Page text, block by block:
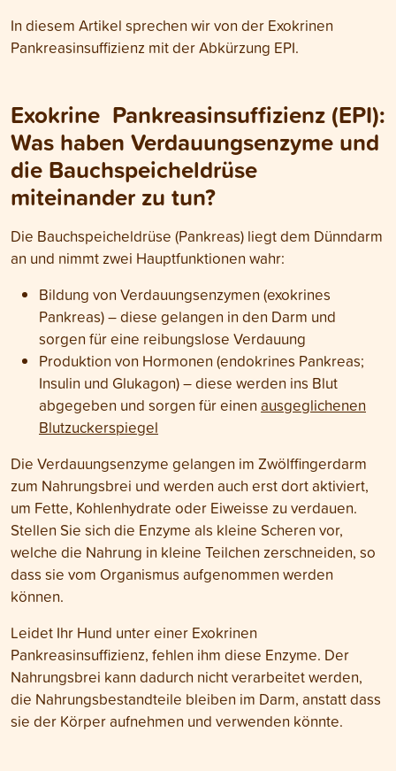
In diesem Artikel sprechen wir von der Exokrinen
Pankreasinsuffizienz mit der Abkürzung EPI.
Exokrine Pankreasinsuffizienz (EPI):
Was haben Verdauungsenzyme und
die Bauchspeicheldrüse
miteinander zu tun?
Die Bauchspeicheldrüse (Pankreas) liegt dem Dünndarm
an und nimmt zwei Hauptfunktionen wahr:
Bildung von Verdauungsenzymen (exokrines
Pankreas) – diese gelangen in den Darm und
sorgen für eine reibungslose Verdauung
Produktion von Hormonen (endokrines Pankreas;
Insulin und Glukagon) – diese werden ins Blut
abgegeben und sorgen für einen ausgeglichenen
Blutzuckerspiegel
Die Verdauungsenzyme gelangen im Zwölffingerdarm
zum Nahrungsbrei und werden auch erst dort aktiviert,
um Fette, Kohlenhydrate oder Eiweisse zu verdauen.
Stellen Sie sich die Enzyme als kleine Scheren vor,
welche die Nahrung in kleine Teilchen zerschneiden, so
dass sie vom Organismus aufgenommen werden
können.
Leidet Ihr Hund unter einer Exokrinen
Pankreasinsuffizienz, fehlen ihm diese Enzyme. Der
Nahrungsbrei kann dadurch nicht verarbeitet werden,
die Nahrungsbestandteile bleiben im Darm, anstatt dass
sie der Körper aufnehmen und verwenden könnte.